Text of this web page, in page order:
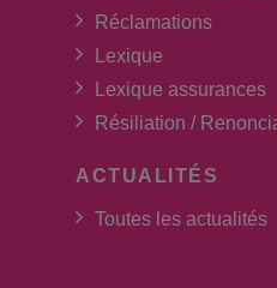
Réclamations
Lexique
Lexique assurances
Résiliation /
ACTUALITÉS
Toutes les actualités